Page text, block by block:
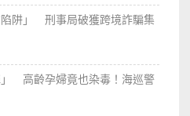
阱」 刑事局破獲跨境詐騙集
高齡孕婦竟也染毒！海巡警